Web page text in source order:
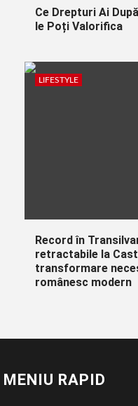
Ce Drepturi Ai
le Poți Valorifica
LIFESTYLE
Record în
retractabile la
transformare
românesc modern
MENIU RAPID